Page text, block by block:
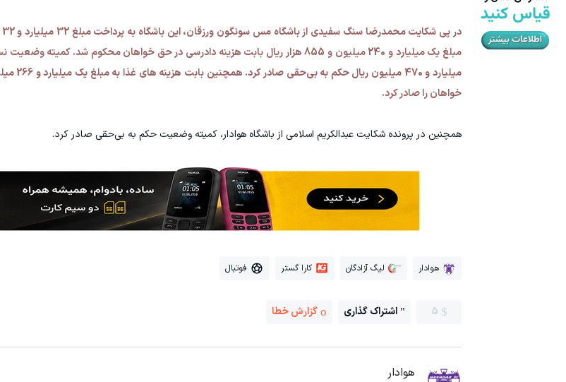
خواهان را صادر کرد.
همچنین در پرونده شکایت عبدالکریم اسلامی از باشگاه هوادار، کمیته وضعیت حکم به بی‌حقی صادر کرد.
هوادار لیگ آزادگان کارا گستر فوتبال
5 اشتراک گذاری گزارش خطا
هوادار